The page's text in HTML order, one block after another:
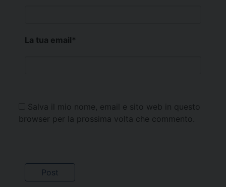
La tua email*
Salva il mio nome, email e sito web in questo
browser per la prossima volta che commento.